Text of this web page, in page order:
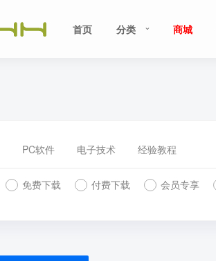
首页 分类 商城
PC软件 电子技术 经验教程
免费下载 付费下载 会员专享